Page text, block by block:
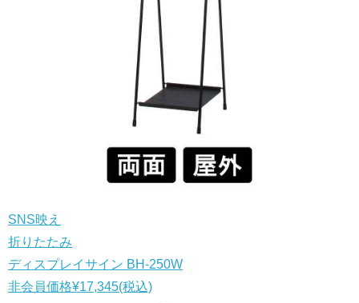
SNS映え
折りたたみ
ディスプレイサイン BH-250W
非会員価格¥17,345(税込)